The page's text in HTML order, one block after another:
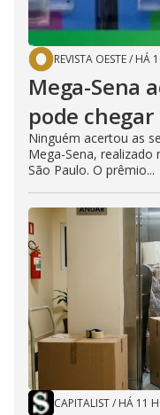
REVISTA OESTE/ HÁ
Mega-Sena
pode chegar
Ninguém acertou as
Mega-Sena,
São Paulo. O prêmio...
CAPITALIST/ HÁ 11